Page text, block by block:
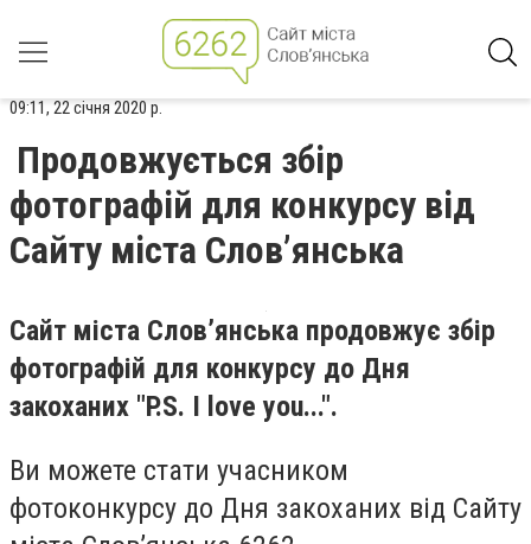
09:11, 22 січня 2020 р.
Продовжується збір
фотографій для конкурсу від
Сайту міста Слов’янська
Сайт міста Слов’янська продовжує збір
фотографій для конкурсу до Дня
закоханих "P.S. I love you...".
Ви можете стати учасником
фотоконкурсу до Дня закоханих від Сайту